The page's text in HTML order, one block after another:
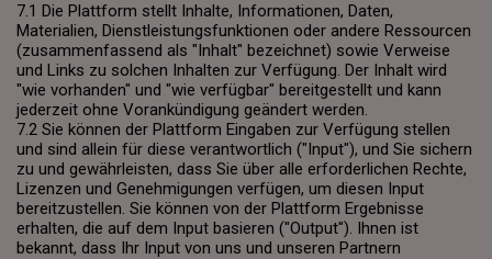
7.1 Die Plattform stellt Inhalte, Informationen, Daten,
Materialien, Dienstleistungsfunktionen oder andere Ressourcen
(zusammenfassend als "Inhalt" bezeichnet) sowie Verweise
und Links zu solchen Inhalten zur Verfügung. Der Inhalt wird
"wie vorhanden" und "wie verfügbar" bereitgestellt und kann
jederzeit ohne Vorankündigung geändert werden.
7.2 Sie können der Plattform Eingaben zur Verfügung stellen
und sind allein für diese verantwortlich ("Input"), und Sie sichern
zu und gewährleisten, dass Sie über alle erforderlichen Rechte,
Lizenzen und Genehmigungen verfügen, um diesen Input
bereitzustellen. Sie können von der Plattform Ergebnisse
erhalten, die auf dem Input basieren ("Output"). Ihnen ist
bekannt, dass Ihr Input von uns und unseren Partnern